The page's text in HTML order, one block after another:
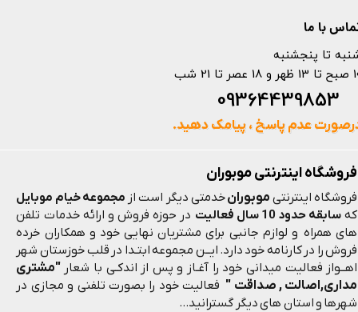
فروشگاه اینترنتی موبوران
فروشگاه اینترنتی موبورانخدمتی دیگر است از مجموعه خیام موبایل
که سابقه حدود 10 سال فعالیت
در حوزه فروش و ارائه خدمات تلفن
های همراه و لوازم جانبی برای مشتریان نهایی خود و همکاران خرده
فروش را در کارنامه خود دارد. ایــن مجموعه ابتـدا در قلب خوزستان شهر
اهــواز فعالیت میدانی خود را آغـاز و پس از اندکـی با شعار "مشتری
مداری,اصالت , صداقت " فعالیت خود را بصورت تلفنی و مجازی در
شهرها و استان های دیگر گسترانید...
با ما
تا پنجشنبه
تا 21 شب
عدم پاسخ ، پیامک دهید.